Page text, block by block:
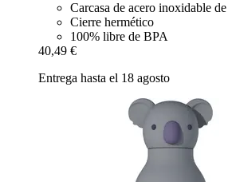
Carcasa de acero inoxidable
Cierre hermético
100% libre de BPA
40,49 €
Entrega hasta el 18 agosto